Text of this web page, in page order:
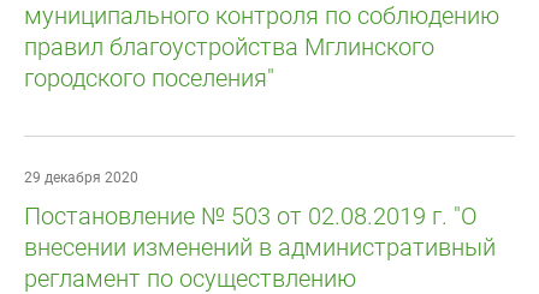
муниципального контроля по соблюдению
правил благоустройства Мглинского
городского поселения"
29 декабря 2020
Постановление № 503 от 02.08.2019 г. "О
внесении изменений в административный
регламент по осуществлению